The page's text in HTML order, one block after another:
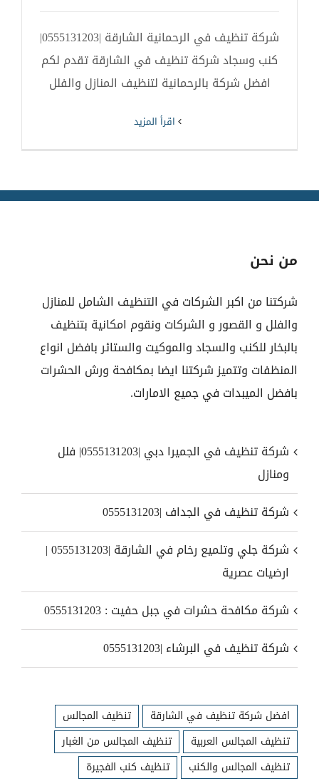
شركة تنظيف في الرحمانية الشارقة |0555131203|
كنب وسجاد شركة تنظيف في الشارقة تقدم لكم
افضل شركة بالرحمانية لتنظيف المنازل والفلل
من نحن
شركتنا من اكبر الشركات في التنظيف الشامل للمنازل
والفلل و القصور و الشركات ونقوم امكانية بتنظيف
بالبخار للكنب والسجاد والموكيت والستائر بافضل انواع
المنظفات وتتميز شركتنا ايضا بمكافحة ورش الحشرات
بافضل الميبدات في جميع الامارات.
شركة تنظيف في الجميرا دبي |0555131203| فلل
ومنازل
شركة تنظيف في الجداف |0555131203
شركة جلي وتلميع رخام في الشارقة |0555131203 |
ارضيات عصرية
شركة مكافحة حشرات في جبل حفيت : 0555131203
شركة تنظيف في البرشاء |0555131203
افضل شركة تنظيف في الشارقة
تنظيف المجالس
تنظيف المجالس العربية
تنظيف المجالس من الغبار
تنظيف المجالس والكنب
تنظيف كنب الفجيرة